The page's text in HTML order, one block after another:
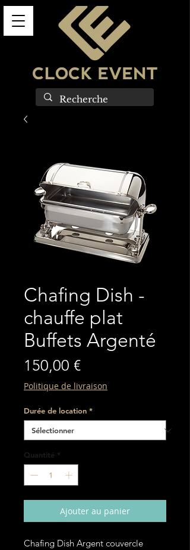
Chafing Dish -
chauffe plat
Buffets Argenté
150,00 €Prix
Politique de livraison
Durée de location *
Quantité *
Ajouter au panier
Chafing Dish Argent couvercle